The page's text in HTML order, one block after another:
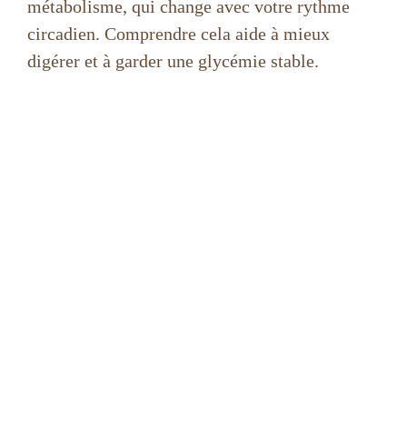
métabolisme, qui change avec votre rythme
circadien. Comprendre cela aide à mieux
digérer et à garder une glycémie stable.